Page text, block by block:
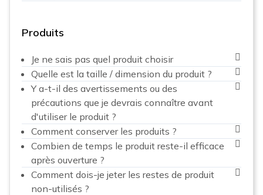
Produits
Je ne sais pas quel produit choisir
Quelle est la taille / dimension du produit ?
Y a-t-il des avertissements ou des
précautions que je devrais connaître avant
d'utiliser le produit ?
Comment conserver les produits ?
Combien de temps le produit reste-il efficace
après ouverture ?
Comment dois-je jeter les restes de produit
non-utilisés ?